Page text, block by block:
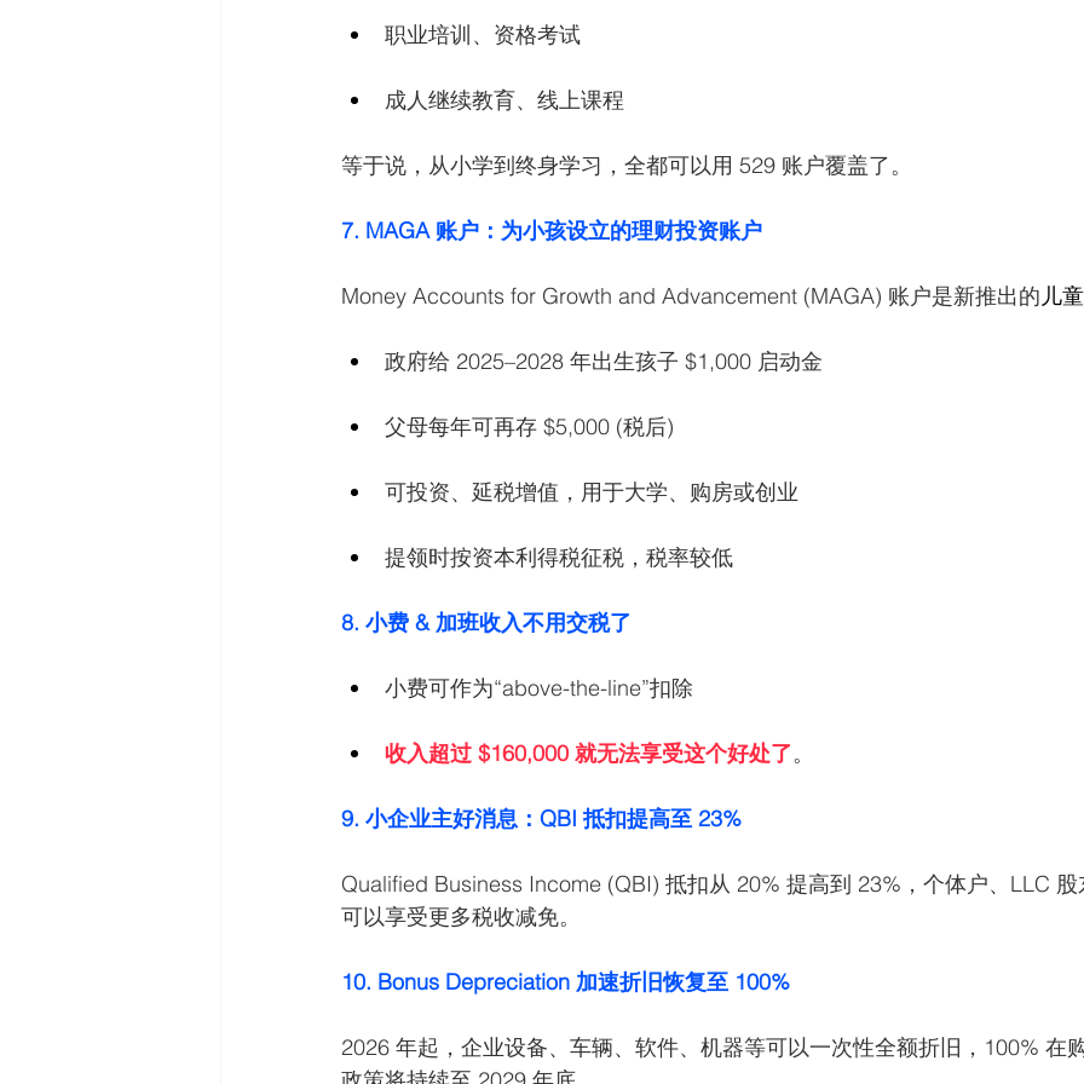
职业培训、资格考试
成人继续教育、线上课程
等于说，从小学到终身学习，全都可以用 529 账户覆盖了。
7. MAGA 账户：为小孩设立的理财投资账户
Money Accounts for Growth and Advancement (MAGA) 账户是新推出的儿
政府给 2025–2028 年出生孩子 $1,000 启动金
父母每年可再存 $5,000 (税后)
可投资、延税增值，用于大学、购房或创业
提领时按资本利得税征税，税率较低
8. 小费 & 加班收入不用交税了
小费可作为“above-the-line”扣除
收入超过 $160,000 就无法享受这个好处了。
9. 小企业主好消息：QBI 抵扣提高至 23%
Qualified Business Income (QBI) 抵扣从 20% 提高到 23%，个体户、LLC
可以享受更多税收减免。
10. Bonus Depreciation 加速折旧恢复至 100%
2026 年起，企业设备、车辆、软件、机器等可以一次性全额折旧，100% 在